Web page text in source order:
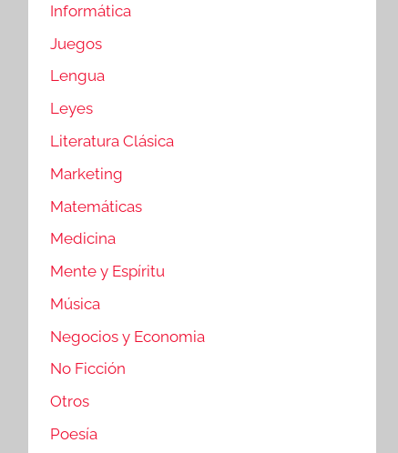
Informática
Juegos
Lengua
Leyes
Literatura Clásica
Marketing
Matemáticas
Medicina
Mente y Espíritu
Música
Negocios y Economia
No Ficción
Otros
Poesía